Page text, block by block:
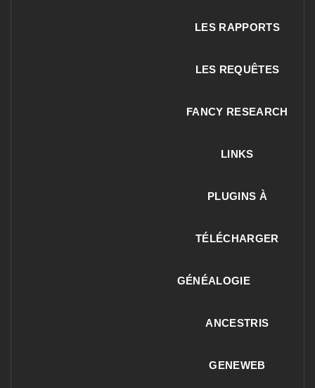
LES RAPPORTS
LES REQUÊTES
FANCY RESEARCH
LINKS
PLUGINS À
TÉLÉCHARGER
GÉNÉALOGIE
ANCESTRIS
GENEWEB